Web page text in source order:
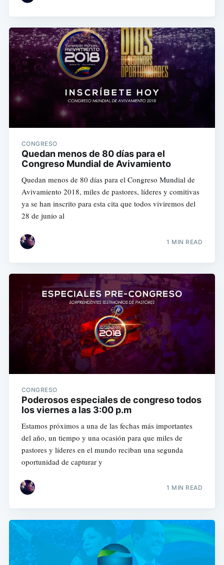
CONGRESO
Quedan menos de 80 días para el
Congreso Mundial de Avivamiento
Quedan menos de 80 días para el Congreso Mundial de
Avivamiento 2018, miles de pastores, líderes y comitivas
ya se han inscrito para esta cita que todos viviremos del
28 de junio al
1 MIN READ
CONGRESO
Poderosos especiales de congreso todos
los viernes a las 3:00 p.m
Estamos próximos a una de las fechas más importantes
del año, un tiempo y una ocasión para que miles de
pastores y líderes en el mundo reciban una segunda
oportunidad de capturar y
1 MIN READ